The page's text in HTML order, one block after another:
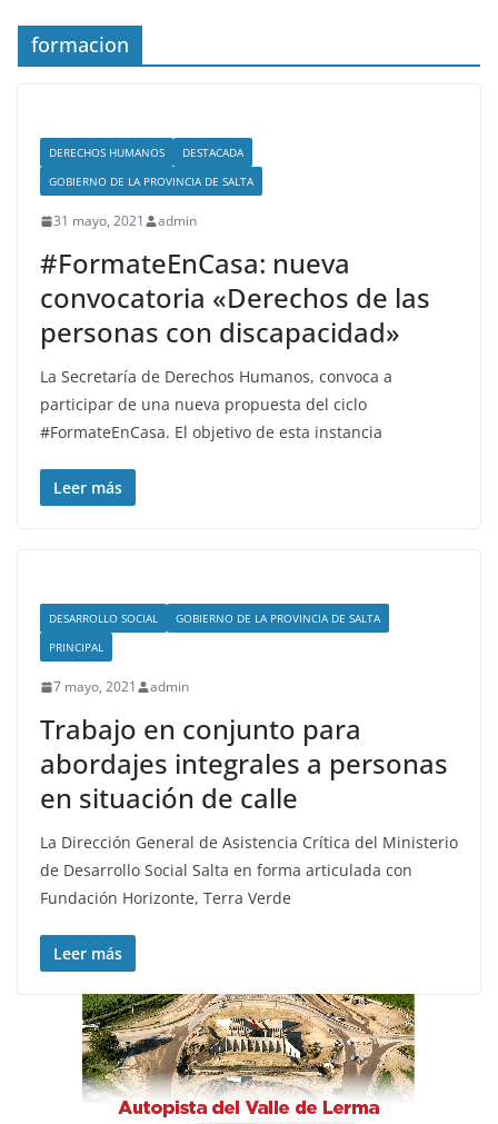
formacion
DERECHOS HUMANOS
DESTACADA
GOBIERNO DE LA PROVINCIA DE SALTA
31 mayo, 2021 admin
#FormateEnCasa: nueva
convocatoria «Derechos de las
personas con discapacidad»
La Secretaría de Derechos Humanos, convoca a
participar de una nueva propuesta del ciclo
#FormateEnCasa. El objetivo de esta instancia
Leer más
DESARROLLO SOCIAL
GOBIERNO DE LA PROVINCIA DE SALTA
PRINCIPAL
7 mayo, 2021 admin
Trabajo en conjunto para
abordajes integrales a personas
en situación de calle
La Dirección General de Asistencia Crítica del Ministerio
de Desarrollo Social Salta en forma articulada con
Fundación Horizonte, Terra Verde
Leer más